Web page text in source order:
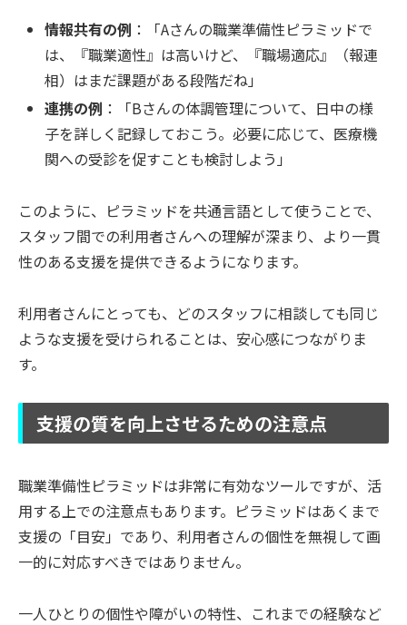
情報共有の例 ：「Aさんの職業準備性ピラミッドで
は、『職業適性』は高いけど、『職場適応』（報連
相）はまだ課題がある段階だね」
連携の例 ：「Bさんの体調管理について、日中の様
子を詳しく記録しておこう。必要に応じて、医療機
関への受診を促すことも検討しよう」
このように、ピラミッドを共通言語として使うことで、
スタッフ間での利用者さんへの理解が深まり、より一貫
性のある支援を提供できるようになります。
利用者さんにとっても、どのスタッフに相談しても同じ
ような支援を受けられることは、安心感につながりま
す。
支援の質を向上させるための注意点
職業準備性ピラミッドは非常に有効なツールですが、活
用する上での注意点もあります。ピラミッドはあくまで
支援の「目安」であり、利用者さんの個性を無視して画
一的に対応すべきではありません。
一人ひとりの個性や障がいの特性、これまでの経験など